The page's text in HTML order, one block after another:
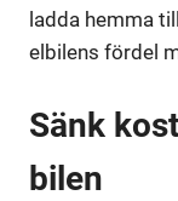
ladda hemma
elbilens fördel
Sänk
bilen